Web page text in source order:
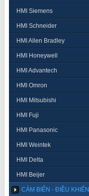
HMI Siemens
HMI Schneider
HMI Allen Bradley
HMI Honeywell
HMI Advantech
HMI Omron
HMI Mitsubishi
HMI Fuji
HMI Panasonic
HMI Weintek
HMI Delta
HMI Beijer
CẢM BIẾN - ĐIỀU KHIỂN